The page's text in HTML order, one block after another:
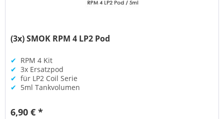
(3x) SMOK RPM 4 LP2 Pod
✔ RPM 4 Kit
✔ 3x Ersatzpod
✔ für LP2 Coil Serie
✔ 5ml Tankvolumen
6,90 € *